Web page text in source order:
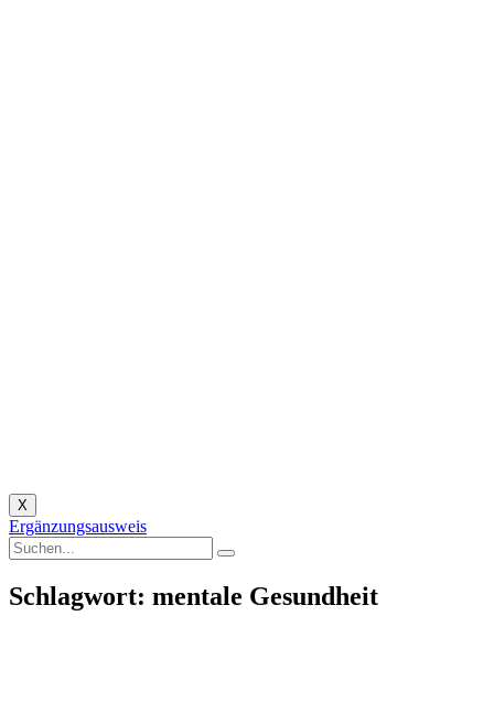
X
Ergänzungsausweis
Schlagwort: mentale Gesundheit